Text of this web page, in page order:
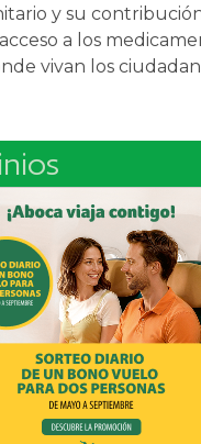
y su
a los
vivan los